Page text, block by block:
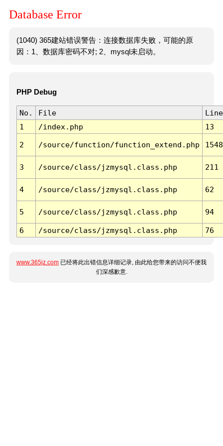
Database Error
(1040) 365建站错误警告：连接数据库失败，可能的原
因：1、数据库密码不对; 2、mysql未启动。
PHP Debug
No. File
Line
1
/index.php 13
2 /source/function/function_extend.php 1548
3 /source/class/jzmysql.class.php 211
4 /source/class/jzmysql.class.php 62
5 /source/class/jzmysql.class.php 94
6 /source/class/jzmysql.class.php 76
www.365jz.com 已经将此出错信息详细记录, 由此给您带来的访问不便我
们深感歉意.